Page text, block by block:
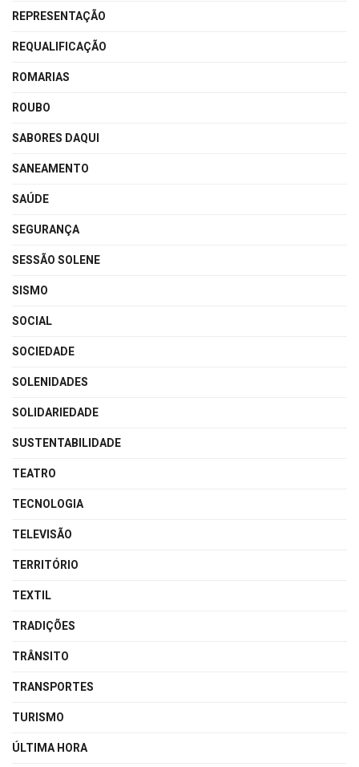
REPRESENTAÇÃO
REQUALIFICAÇÃO
ROMARIAS
ROUBO
SABORES DAQUI
SANEAMENTO
SAÚDE
SEGURANÇA
SESSÃO SOLENE
SISMO
SOCIAL
SOCIEDADE
SOLENIDADES
SOLIDARIEDADE
SUSTENTABILIDADE
TEATRO
TECNOLOGIA
TELEVISÃO
TERRITÓRIO
TEXTIL
TRADIÇÕES
TRÂNSITO
TRANSPORTES
TURISMO
ÚLTIMA HORA